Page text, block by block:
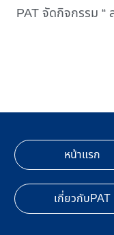
PAT จัดกิจกรรม “
หน้าแรก
เกี่ยวกับPAT